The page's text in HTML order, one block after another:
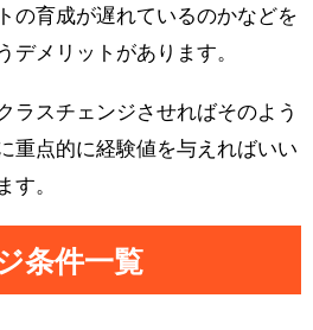
の育成が遅れているのかなどを
メリットがあります。
ラスチェンジさせればそのよう
重点的に経験値を与えればいい
。
条件一覧